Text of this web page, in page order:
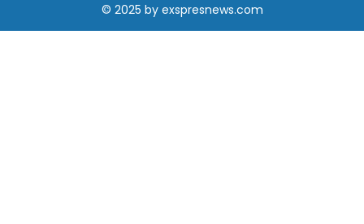
© 2025 by exspresnews.com